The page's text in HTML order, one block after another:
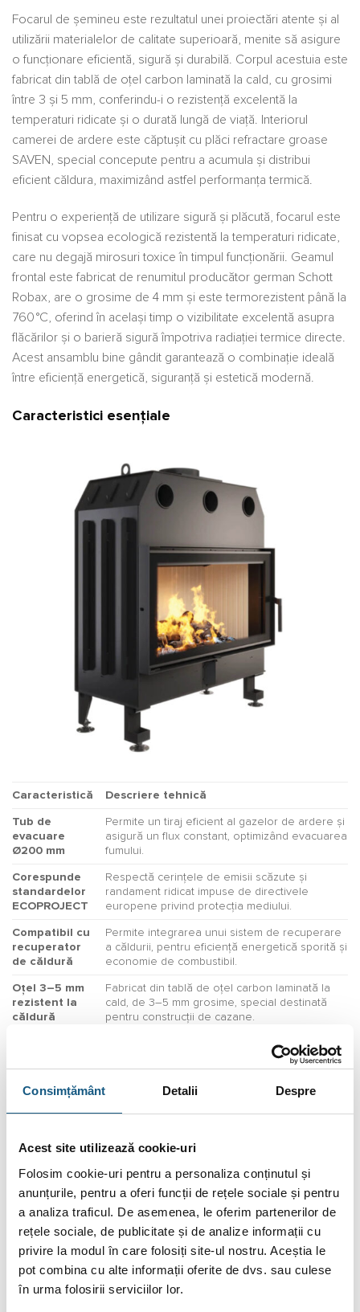
Consimțământ Detalii Despre
Acest site utilizează cookie-uri
Folosim cookie-uri pentru a personaliza conținutul și
anunțurile, pentru a oferi funcții de rețele sociale și pentru
a analiza traficul. De asemenea, le oferim partenerilor de
rețele sociale, de publicitate și de analize informații cu
privire la modul în care folosiți site-ul nostru. Aceștia le
pot combina cu alte informații oferite de dvs. sau culese
în urma folosirii serviciilor lor.
Focarul de șemineu este rezultatul unei proiectări atente și al
utilizării materialelor de calitate superioară, menite să asigure
o funcționare eficientă, sigură și durabilă. Corpul acestuia este
fabricat din tablă de oțel carbon laminată la cald, cu grosimi
între 3 și 5 mm, conferindu-i o rezistență excelentă la
temperaturi ridicate și o durată lungă de viață. Interiorul
camerei de ardere este căptușit cu plăci refractare groase
SAVEN, special concepute pentru a acumula și distribui
eficient căldura, maximizând astfel performanța termică.
Pentru o experiență de utilizare sigură și plăcută, focarul este
finisat cu vopsea ecologică rezistentă la temperaturi ridicate,
care nu degajă mirosuri toxice în timpul funcționării. Geamul
frontal este fabricat de renumitul producător german Schott
Robax, are o grosime de 4 mm și este termorezistent până la
760 °C, oferind în același timp o vizibilitate excelentă asupra
flăcărilor și o barieră sigură împotriva radiației termice directe.
Acest ansamblu bine gândit garantează o combinație ideală
între eficiență energetică, siguranță și estetică modernă.
Caracteristici esențiale
Caracteristică Descriere tehnică
Tub de
evacuare
Ø200 mm
Permite un tiraj eficient al gazelor de ardere și
asigură un flux constant, optimizând evacuarea
fumului.
Corespunde
standardelor
ECOPROJECT
Respectă cerințele de emisii scăzute și
randament ridicat impuse de directivele
europene privind protecția mediului.
Compatibil cu
recuperator
de căldură
Permite integrarea unui sistem de recuperare
a căldurii, pentru eficiență energetică sporită și
economie de combustibil.
Oțel 3–5 mm
rezistent la
căldură
Fabricat din tablă de oțel carbon laminată la
cald, de 3–5 mm grosime, special destinată
pentru construcții de cazane.
Vopsea termorezistentă, fără emisii toxice sau
mirosuri neplăcute, rezistentă la temperaturi
ridicate.
Clasa
energetică A+
Eficiență ridicată de ardere, cu consum redus
de combustibil și transfer optim de căldură.
Sistem de
depunerea de funingine pe sticla ușii focarului,
menținând o vedere clară asupra flăcărilor.
Nervuri dese
pe suprafață
Măresc suprafața de contact cu aerul,
crescând eficiența în transferul termic către
Deflector de
căldură dublu
Redirecționează gazele arse pentru
prelungirea traseului acestora, maximizând
absorbția căldurii și arderea completă.